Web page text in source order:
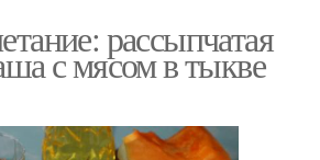
рассыпчатая
с мясом в тыкве